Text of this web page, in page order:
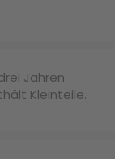
Jahren
Kleinteile.